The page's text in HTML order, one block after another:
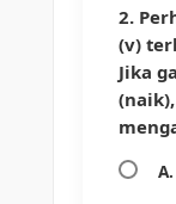
2.
(v)
Jika